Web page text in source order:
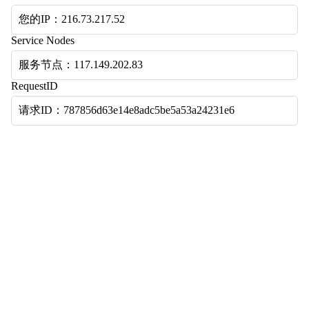
您的IP：216.73.217.52
Service Nodes
服务节点：117.149.202.83
RequestID
请求ID：787856d63e14e8adc5be5a53a24231e6